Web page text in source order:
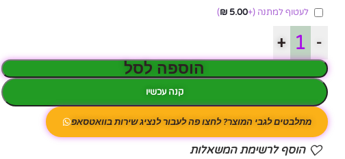
לעטוף למתנה(+
5.00
₪
)
-
+
הוספה לסל
קנה עכשיו
מתלבטים לגבי המוצר? לחצו פה לעבור לנציג שירות בוואטסאפ
הוסף לרשימת המשאלות